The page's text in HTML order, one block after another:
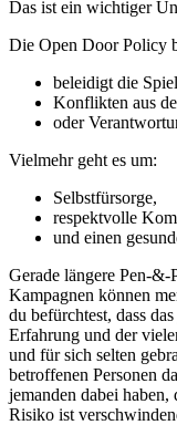
Das ist ein wichtiger
Die Open Door Policy
beleidigt die
Konflikten aus
oder
Vielmehr geht es um:
Selbstfürsorge,
respektvolle
und einen
Gerade längere Pen-
Kampagnen können
du befürchtest, dass
Erfahrung und der
und für sich selten
betroffenen Personen
jemanden dabei
Risiko ist